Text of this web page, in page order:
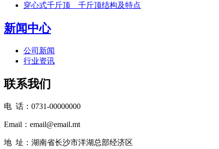
穿心式千斤顶 千斤顶结构及特点
新闻中心
公司新闻
行业资讯
联系我们
电 话：0731-00000000
Email：email@email.mt
地 址：湖南省长沙市洋湖总部经济区